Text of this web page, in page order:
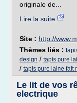
originale de...
Lire la suite
Site : http://
Thèmes liés :
design / tapis pure
/ tapis pure laine fait
Le lit de vos
electrique